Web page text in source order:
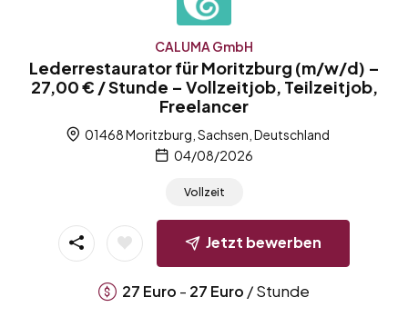
CALUMA GmbH
Lederrestaurator für Moritzburg (m/w/d) –
27,00 € / Stunde – Vollzeitjob, Teilzeitjob,
Freelancer
01468 Moritzburg, Sachsen, Deutschland
04/08/2026
Vollzeit
Jetzt bewerben
27 Euro - 27 Euro / Stunde